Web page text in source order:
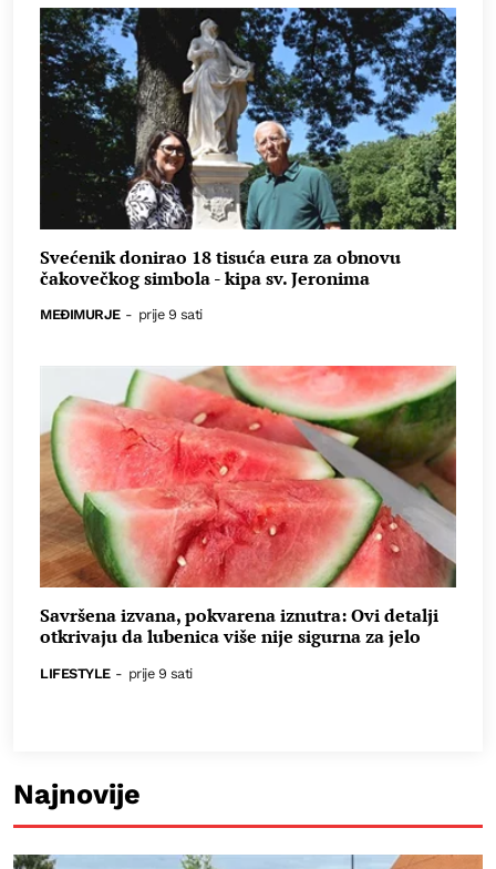
Svećenik donirao 18 tisuća eura za obnovu
čakovečkog simbola - kipa sv. Jeronima
MEĐIMURJE - prije 9 sati
Savršena izvana, pokvarena iznutra: Ovi detalji
otkrivaju da lubenica više nije sigurna za jelo
LIFESTYLE - prije 9 sati
Najnovije